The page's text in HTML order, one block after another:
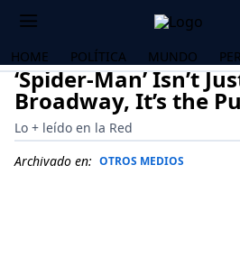
HOME POLÍTICA MUNDO
‘Spider-Man’ Isn’t
Broadway, It’s the
Lo + leído en la Red
Archivado en: OTROS MEDIOS